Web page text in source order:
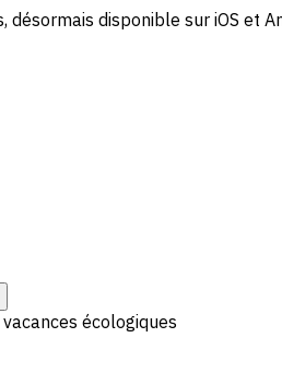
disponible sur iOS et
écologiques